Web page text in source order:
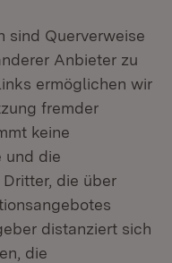
sind Querverweise
Anbieter zu
ermöglichen wir
fremder
keine
und die
die über
distanziert sich
die